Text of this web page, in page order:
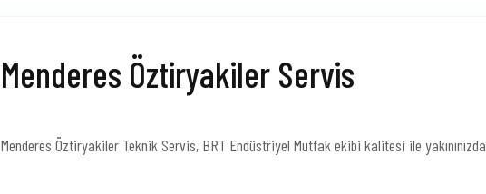
Menderes Öztiryakiler Servis
Menderes Öztiryakiler Teknik Servis, BRT Endüstriyel Mutfak ekibi kalitesi ile yakınınızda